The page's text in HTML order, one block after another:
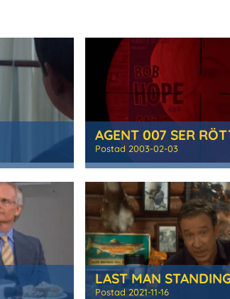
AGENT 007 SER
Postad2003-02-03
LAST MAN
Postad2021-11-16